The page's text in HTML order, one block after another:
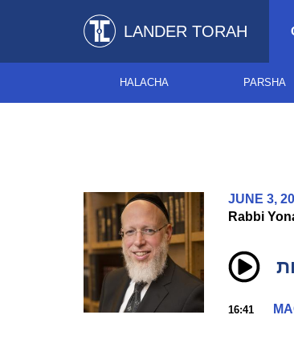
LANDER TORAH
HALACHA PARSHA
JUNE 3,
Rabbi
16:41